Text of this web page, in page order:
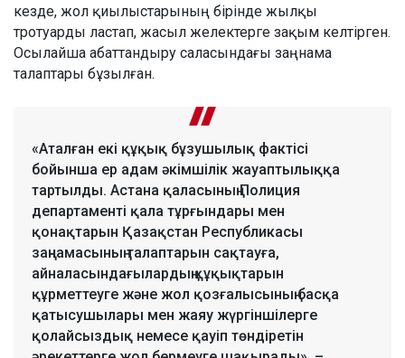
кезде, жол қиылыстарының бірінде жылқы
тротуарды ластап, жасыл желектерге зақым келтірген.
Осылайша абаттандыру саласындағы заңнама
талаптары бұзылған.
«Аталған екі құқық бұзушылық фактісі
бойынша ер адам әкімшілік жауаптылыққа
тартылды. Астана қаласының Полиция
департаменті қала тұрғындары мен
қонақтарын Қазақстан Республикасы
заңнамасының талаптарын сақтауға,
айналасындағылардың құқықтарын
құрметтеуге және жол қозғалысының басқа
қатысушылары мен жаяу жүргіншілерге
қолайсыздық немесе қауіп төндіретін